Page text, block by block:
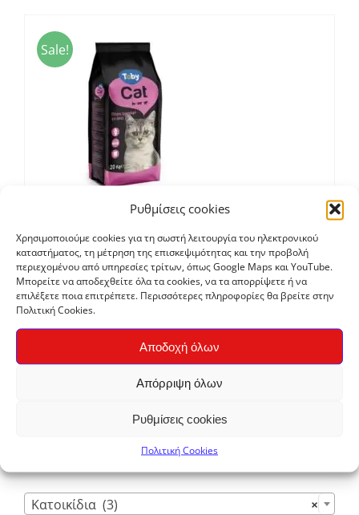
Ρυθμίσεις cookies
Χρησιμοποιούμε cookies για τη σωστή λειτουργία του ηλεκτρονικού
καταστήματος, τη μέτρηση της επισκεψιμότητας και την προβολή
περιεχομένου από υπηρεσίες τρίτων, όπως Google Maps και YouTube.
Μπορείτε να αποδεχθείτε όλα τα cookies, να τα απορρίψετε ή να
επιλέξετε ποια επιτρέπετε. Περισσότερες πληροφορίες θα βρείτε στην
Πολιτική Cookies.
Αποδοχή όλων
Απόρριψη όλων
Ρυθμίσεις cookies
Πολιτική Cookies
Sale!
Γατοτροφή Toby cat XYMA
€1,90 –€30,00Price
range:
€1,90
through
Κατηγορίες προϊόντων
×
Κατοικίδια (3)